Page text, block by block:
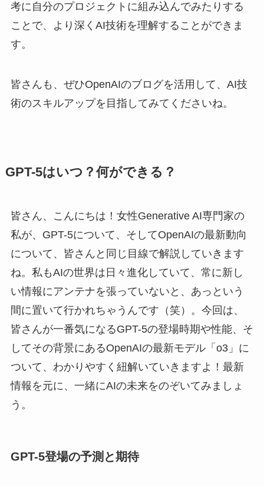
考に自分のプロジェクトに組み込んでみたりする
ことで、より深くAI技術を理解することができま
す。
皆さんも、ぜひOpenAIのブログを活用して、AI技
術のスキルアップを目指してみてくださいね。
GPT-5はいつ？何ができる？
皆さん、こんにちは！女性Generative AI専門家の
私が、GPT-5について、そしてOpenAIの最新動向
について、皆さんと同じ目線で解説していきます
ね。私もAIの世界は日々進化していて、常に新し
い情報にアンテナを張っていないと、あっという
間に置いて行かれちゃうんです（笑）。今回は、
皆さんが一番気になるGPT-5の登場時期や性能、そ
してその背景にあるOpenAIの最新モデル「o3」に
ついて、わかりやすく紐解いていきますよ！最新
情報を元に、一緒にAIの未来をのぞいてみましょ
う。
GPT-5登場の予測と期待